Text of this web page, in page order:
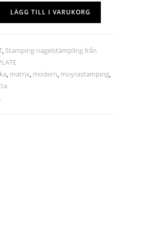
LÄGG TILL I VARUKORG
, Stamping-nagelstämpling från
, matrix, modern, moyrastamping,